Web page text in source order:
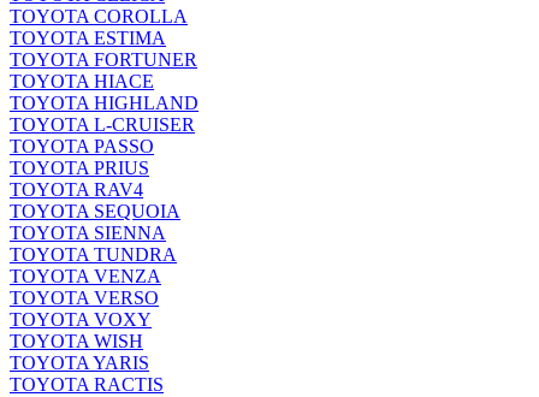
TOYOTA COROLLA
TOYOTA ESTIMA
TOYOTA FORTUNER
TOYOTA HIACE
TOYOTA HIGHLAND
TOYOTA L-CRUISER
TOYOTA PASSO
TOYOTA PRIUS
TOYOTA RAV4
TOYOTA SEQUOIA
TOYOTA SIENNA
TOYOTA TUNDRA
TOYOTA VENZA
TOYOTA VERSO
TOYOTA VOXY
TOYOTA WISH
TOYOTA YARIS
TOYOTA RACTIS